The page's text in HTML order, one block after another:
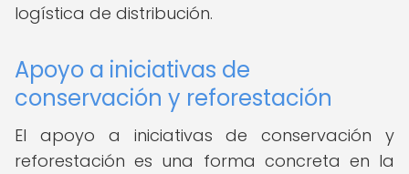
logística de distribución.
Apoyo a iniciativas de
conservación y reforestación
El apoyo a iniciativas de conservación y
reforestación es una forma concreta en la